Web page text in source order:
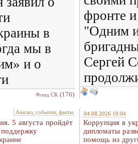
в
мы в
и о
Фонд СК (176)
фронте
"Одним
Сергей
Анализ, события, факты
5 августа пройдёт
04.08.2026 10:04
Коррупция в
дипломаты
помощь из